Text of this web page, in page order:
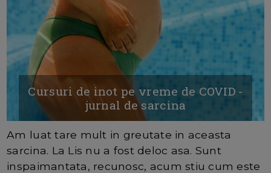
Cursuri de inot pe vreme de COVID -
jurnal de sarcina
Am luat tare mult in greutate in aceasta
sarcina. La Lis nu a fost deloc asa. Sunt
inspaimantata, recunosc, acum stiu cum este